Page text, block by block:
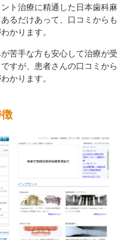
ト治療に精通した日本歯科
るだけあって、口コミから
かります。
苦手な方も安心して治療が
すが、患者さんの口コミか
かります。